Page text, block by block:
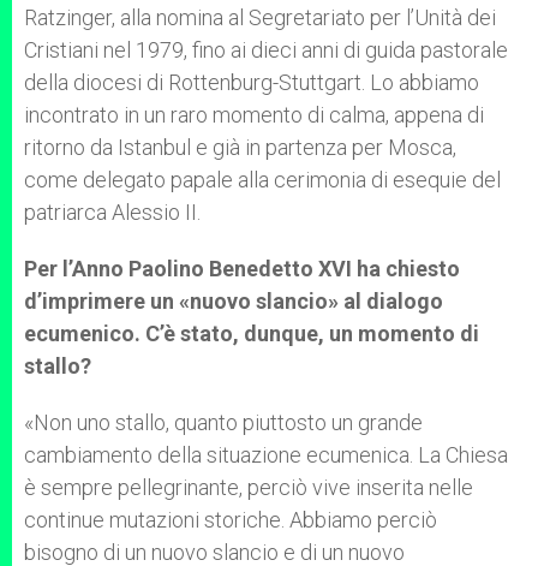
Ratzinger, alla nomina al Segretariato per l’Unità dei
Cristiani nel 1979, fino ai dieci anni di guida pastorale
della diocesi di Rottenburg-Stuttgart. Lo abbiamo
incontrato in un raro momento di calma, appena di
ritorno da Istanbul e già in partenza per Mosca,
come delegato papale alla cerimonia di esequie del
patriarca Alessio II.
Per l’Anno Paolino Benedetto XVI ha chiesto
d’imprimere un «nuovo slancio» al dialogo
ecumenico. C’è stato, dunque, un momento di
stallo?
«Non uno stallo, quanto piuttosto un grande
cambiamento della situazione ecumenica. La Chiesa
è sempre pellegrinante, perciò vive inserita nelle
continue mutazioni storiche. Abbiamo perciò
bisogno di un nuovo slancio e di un nuovo